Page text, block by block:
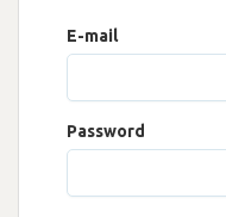
E-mail
Password